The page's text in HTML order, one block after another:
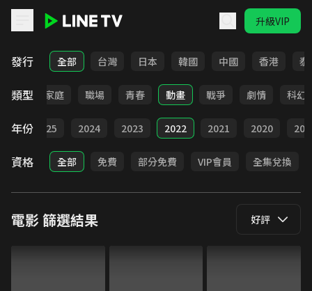
升級VIP
LINE TV - 電影
發行 全部 台灣 日本 韓國 中國 香港 泰
類型
影展 家庭 職場 青春 動畫 戰爭 劇情 科幻
年份 2025 2024 2023 2022 2021 2020
資格 全部 免費 部分免費 VIP會員 全集兌換
電影篩選結果 好評